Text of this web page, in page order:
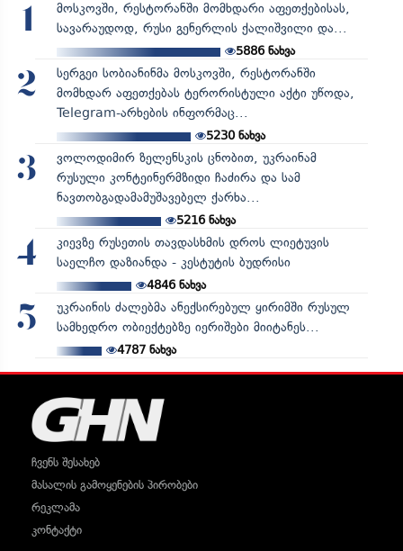
1
მოსკოვში, რესტორანში მომხდარი აფეთქებისას,
სავარაუდოდ, რუსი გენერლის ქალიშვილი და...
5886ნახვა
2
სერგეი სობიანინმა მოსკოვში, რესტორანში
მომხდარ აფეთქებას ტერორისტული აქტი უწოდა,
Telegram-არხების ინფორმაც...
5230ნახვა
3
ვოლოდიმირ ზელენსკის ცნობით, უკრაინამ
რუსული კონტეინერმზიდი ჩაძირა და სამ
ნავთობგადამამუშავებელ ქარხა...
5216ნახვა
4
კიევზე რუსეთის თავდასხმის დროს ლიეტუვის
საელჩო დაზიანდა - კესტუტის ბუდრისი
4846ნახვა
5
უკრაინის ძალებმა ანექსირებულ ყირიმში რუსულ
სამხედრო ობიექტებზე იერიშები მიიტანეს...
4787ნახვა
ჩვენს შესახებ
მასალის გამოყენების პირობები
რეკლამა
კონტაქტი